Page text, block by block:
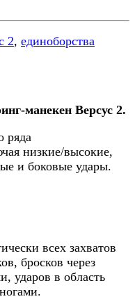
2, единоборства
манекен Версус 2.
ряда
низкие/высокие,
и боковые удары.
всех захватов
бросков через
ударов в область